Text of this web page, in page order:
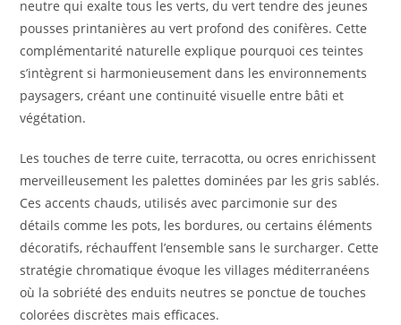
neutre qui exalte tous les verts, du vert tendre des jeunes
pousses printanières au vert profond des conifères. Cette
complémentarité naturelle explique pourquoi ces teintes
s’intègrent si harmonieusement dans les environnements
paysagers, créant une continuité visuelle entre bâti et
végétation.
Les touches de terre cuite, terracotta, ou ocres enrichissent
merveilleusement les palettes dominées par les gris sablés.
Ces accents chauds, utilisés avec parcimonie sur des
détails comme les pots, les bordures, ou certains éléments
décoratifs, réchauffent l’ensemble sans le surcharger. Cette
stratégie chromatique évoque les villages méditerranéens
où la sobriété des enduits neutres se ponctue de touches
colorées discrètes mais efficaces.